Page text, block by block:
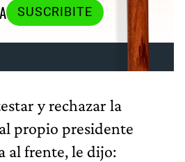
SUSCRIBITE
y rechazar la
propio presidente
al frente, le dijo: